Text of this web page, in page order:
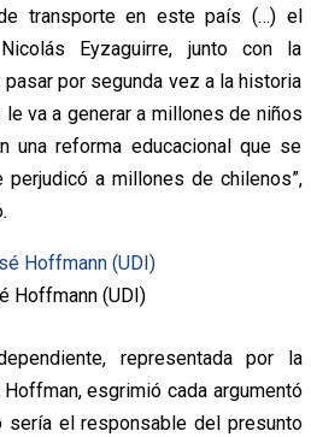
transporte en este país (…) el
Eyzaguirre, junto con la
por segunda vez a la historia
va a generar a millones de niños
una reforma educacional que se
perjudicó a millones de chilenos”,
Hoffmann (UDI)
representada por la
esgrimió cada argumentó
sería el responsable del presunto